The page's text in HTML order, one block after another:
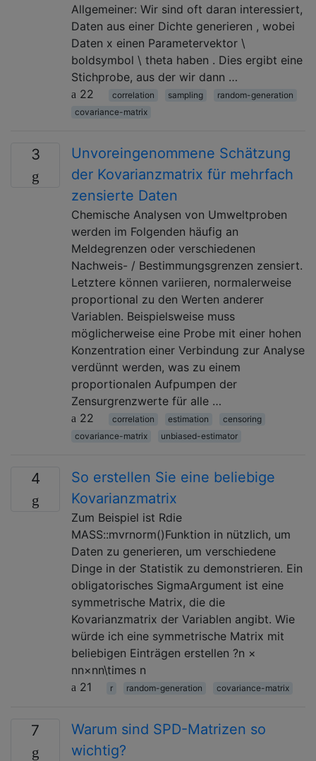
Allgemeiner: Wir sind oft daran interessiert,
Daten aus einer Dichte generieren , wobei
Daten x einen Parametervektor \
boldsymbol \ theta haben . Dies ergibt eine
Stichprobe, aus der wir dann …
22
correlation sampling
random-generation
covariance-matrix
3
Unvoreingenommene Schätzung
der Kovarianzmatrix für mehrfach
zensierte Daten
Chemische Analysen von Umweltproben
werden im Folgenden häufig an
Meldegrenzen oder verschiedenen
Nachweis- / Bestimmungsgrenzen zensiert.
Letztere können variieren, normalerweise
proportional zu den Werten anderer
Variablen. Beispielsweise muss
möglicherweise eine Probe mit einer hohen
Konzentration einer Verbindung zur Analyse
verdünnt werden, was zu einem
proportionalen Aufpumpen der
Zensurgrenzwerte für alle …
22
correlation estimation
censoring
covariance-matrix
unbiased-estimator
4
So erstellen Sie eine beliebige
Kovarianzmatrix
Zum Beispiel ist Rdie
MASS::mvrnorm()Funktion in nützlich, um
Daten zu generieren, um verschiedene
Dinge in der Statistik zu demonstrieren. Ein
obligatorisches SigmaArgument ist eine
symmetrische Matrix, die die
Kovarianzmatrix der Variablen angibt. Wie
würde ich eine symmetrische Matrix mit
beliebigen Einträgen erstellen ?n ×
nn×nn\times n
21
r random-generation covariance-matrix
7
Warum sind SPD-Matrizen so
wichtig?